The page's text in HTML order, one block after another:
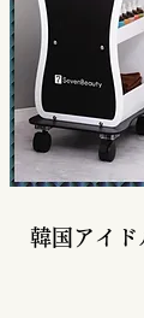
韓国アイド